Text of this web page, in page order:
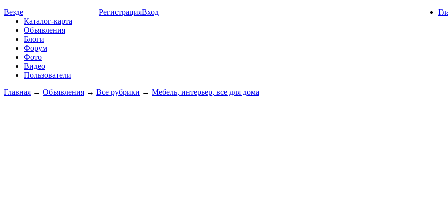
Везде РегистрацияВход
Каталог-карта
Объявления
Блоги
Форум
Фото
Видео
Пользователи
Главная → Объявления → Все рубрики → Мебель, интерьер, все для дома